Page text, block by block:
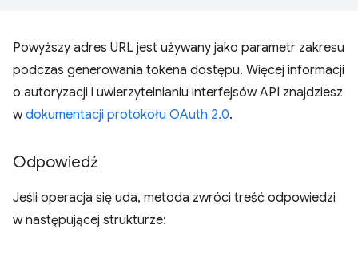
Powyższy adres URL jest używany jako parametr zakresu
podczas generowania tokena dostępu. Więcej informacji
o autoryzacji i uwierzytelnianiu interfejsów API znajdziesz
wdokumentacji protokołu OAuth 2.0.
Odpowiedź
Jeśli operacja się uda, metoda zwróci treść odpowiedzi
w następującej strukturze: